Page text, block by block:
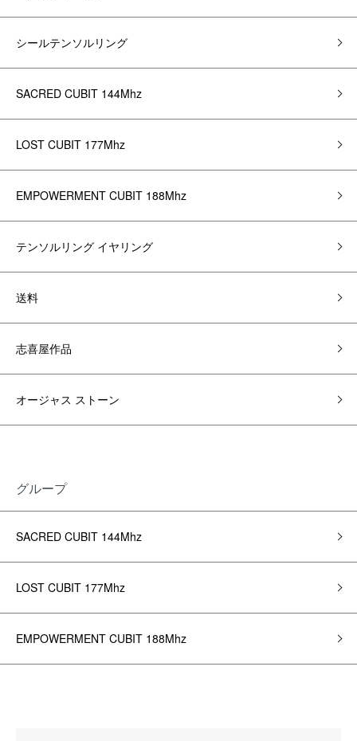
シールテンソルリング
SACRED CUBIT 144Mhz
LOST CUBIT 177Mhz
EMPOWERMENT CUBIT 188Mhz
テンソルリング イヤリング
送料
志喜屋作品
オージャス ストーン
グループ
SACRED CUBIT 144Mhz
LOST CUBIT 177Mhz
EMPOWERMENT CUBIT 188Mhz